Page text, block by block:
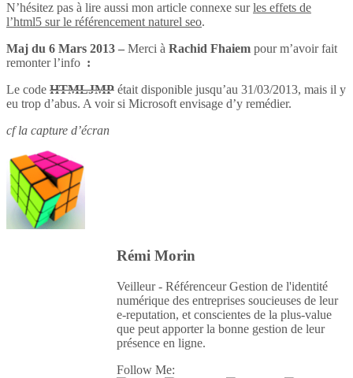
N’hésitez pas à lire aussi mon article connexe surles effets de
l’html5 sur le référencement naturel seo.
Maj du 6 Mars 2013 – Merci à Rachid Fhaiem pour m’avoir fait
remonter l’info :
Le code HTMLJMP était disponible jusqu’au 31/03/2013, mais il y
eu trop d’abus. A voir si Microsoft envisage d’y remédier.
cf la capture d’écran
Rémi Morin
Veilleur - Référenceur Gestion de l'identité
numérique des entreprises soucieuses de leur
e-reputation, et conscientes de la plus-value
que peut apporter la bonne gestion de leur
présence en ligne.
Follow Me: